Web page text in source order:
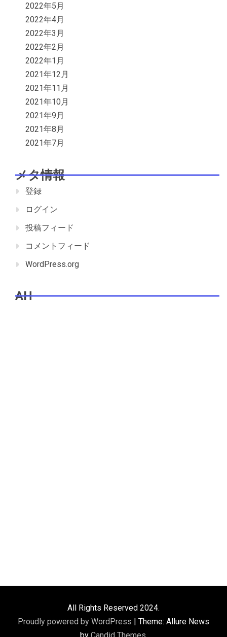
2022年5月
2022年4月
2022年3月
2022年2月
2022年1月
2021年12月
2021年11月
2021年10月
2021年9月
2021年8月
2021年7月
メタ情報
登録
ログイン
投稿フィード
コメントフィード
WordPress.org
AH
All Rights Reserved 2024.
Proudly powered by WordPress | Theme: Allure News